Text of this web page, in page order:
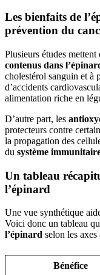
Les bienfaits de
prévention du
Plusieurs études
contenus dans
cholestérol sanguin et à
d’accidents
alimentation riche en
D’autre part, les
protecteurs contre
la propagation des
du système
Un tableau
l’épinard
Une vue synthétique
Voici donc un tableau
l’épinard selon les axes
Bénéfice